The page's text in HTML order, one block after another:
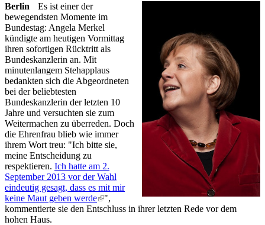
Berlin
Es ist einer der
bewegendsten Momente im
Bundestag: Angela Merkel
kündigte am heutigen Vormittag
ihren sofortigen Rücktritt als
Bundeskanzlerin an. Mit
minutenlangem Stehapplaus
bedankten sich die Abgeordneten
bei der beliebtesten
Bundeskanzlerin der letzten 10
Jahre und versuchten sie zum
Weitermachen zu überreden. Doch
die Ehrenfrau blieb wie immer
ihrem Wort treu: "Ich bitte sie,
meine Entscheidung zu
respektieren. Ich hatte am 2.
September 2013 vor der Wahl
eindeutig gesagt, dass es mit mir
keine Maut geben werde(link is external)
",
kommentierte sie den Entschluss in ihrer letzten Rede vor dem
hohen Haus.